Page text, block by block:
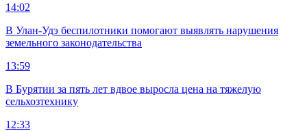
14:02
В Улан-Удэ беспилотники помогают выявлять нарушения
земельного законодательства
13:59
В Бурятии за пять лет вдвое выросла цена на тяжелую
сельхозтехнику
12:33